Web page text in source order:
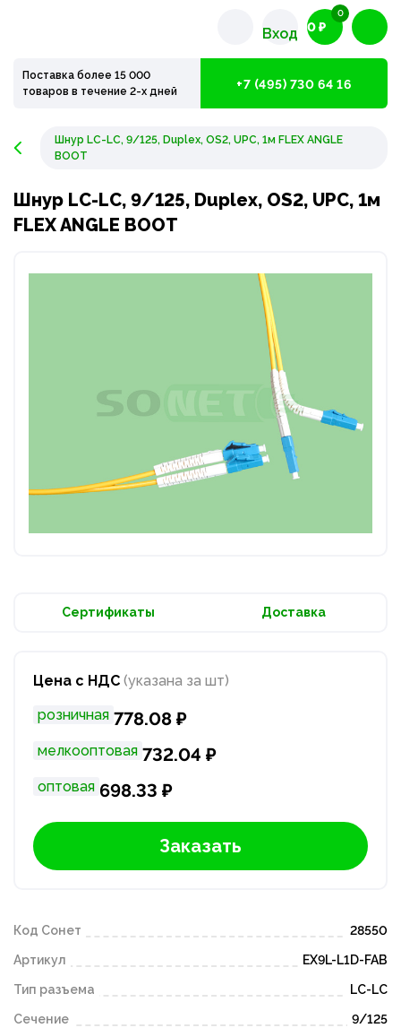
Вход 0 ₽
0
Поставка более 15 000
товаров в течение 2-х дней
+7 (495) 730 64 16
Шнур LC-LC, 9/125, Duplex, OS2, UPC, 1м FLEX ANGLE
BOOT
Шнур LC-LC, 9/125, Duplex, OS2, UPC, 1м
FLEX ANGLE BOOT
Сертификаты Доставка
Цена с НДС (указана за шт)
розничная 778.08 ₽
мелкооптовая 732.04 ₽
оптовая 698.33 ₽
Заказать
Код Сонет 28550
Артикул EX9L-L1D-FAB
Тип разъема LC-LC
Сечение 9/125